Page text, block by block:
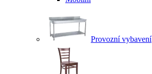
Provozní vybavení